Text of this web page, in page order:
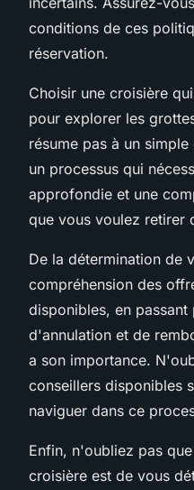
conditions de ces
réservation.
Choisir une croisière
pour explorer les
résume pas à un
un processus qui
approfondie et une
que vous voulez retirer
De la détermination de
compréhension des
disponibles, en
d'annulation et de
a son importance.
conseillers disponibles
naviguer dans ce
Enfin, n'oubliez pas
croisière est de vous